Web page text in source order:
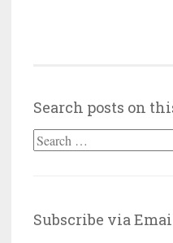
Search posts on
Search
Subscribe via